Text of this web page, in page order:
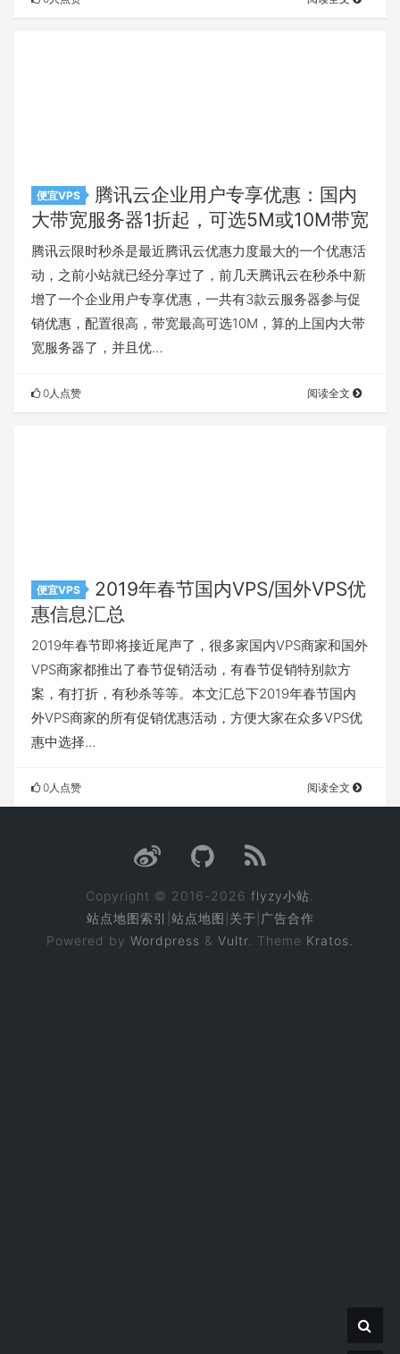
便宜VPS
腾讯云企业用户专享优惠：国内
大带宽服务器1折起，可选5M或10M带宽
腾讯云限时秒杀是最近腾讯云优惠力度最大的一个优惠活
动，之前小站就已经分享过了，前几天腾讯云在秒杀中新
增了一个企业用户专享优惠，一共有3款云服务器参与促
销优惠，配置很高，带宽最高可选10M，算的上国内大带
宽服务器了，并且优…
0人点赞 阅读全文
便宜VPS
2019年春节国内VPS/国外VPS优
惠信息汇总
2019年春节即将接近尾声了，很多家国内VPS商家和国外
VPS商家都推出了春节促销活动，有春节促销特别款方
案，有打折，有秒杀等等。本文汇总下2019年春节国内
外VPS商家的所有促销优惠活动，方便大家在众多VPS优
惠中选择…
0人点赞 阅读全文
Copyright © 2016-2026 flyzy小站
站点地图索引 站点地图 关于 广告合作
Powered by Wordpress & Vultr . Theme Kratos.